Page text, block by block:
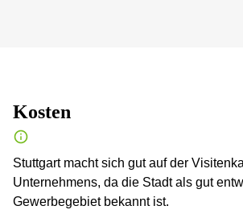
Kosten
Stuttgart macht sich gut auf der
Unternehmens, da die Stadt als gut
Gewerbegebiet bekannt ist.